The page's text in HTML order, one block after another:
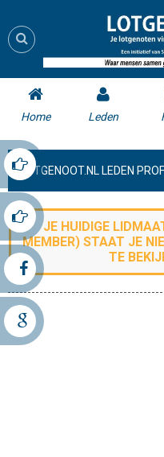
Home Leden
LOTGENOOT.NL LEDEN
JE HUIDIGE
MEMBER) STAAT JE
TE